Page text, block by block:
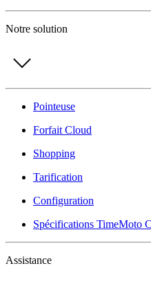
Notre solution
Pointeuse
Forfait Cloud
Shopping
Tarification
Configuration
Spécifications TimeMoto
Assistance